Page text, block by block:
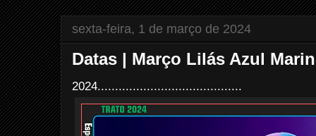
sexta-feira, 1 de março de 2024
Datas | Março Lilás Azul
2024.........................................